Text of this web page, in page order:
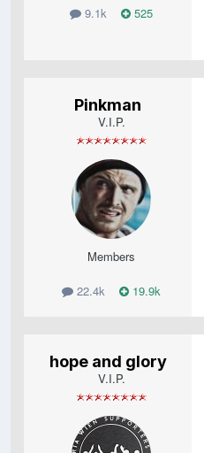
9.1k 525
Pinkman
V.I.P.
Members
22.4k 19.9k
hope and glory
V.I.P.